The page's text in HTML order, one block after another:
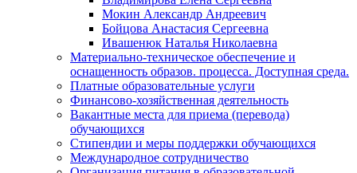
Мокин Александр Андреевич
Бойцова Анастасия Сергеевна
Ивашенюк Наталья Николаевна
Материально-техническое обеспечение и
оснащенность образов. процесса. Доступная среда.
Платные образовательные услуги
Финансово-хозяйственная деятельность
Вакантные места для приема (перевода)
обучающихся
Стипендии и меры поддержки обучающихся
Международное сотрудничество